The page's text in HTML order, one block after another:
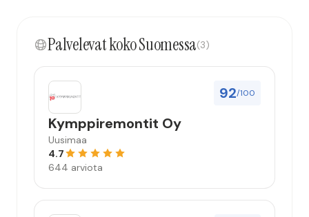
Palvelevat koko Suomessa(3)
92/100
Kymppiremontit Oy
Uusimaa
4.7
644 arviota